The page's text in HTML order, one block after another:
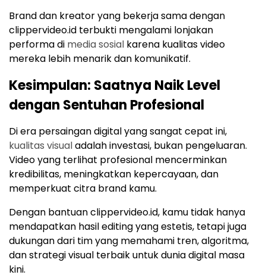
Brand dan kreator yang bekerja sama dengan
clippervideo.id terbukti mengalami lonjakan
performa di media sosial karena kualitas video
mereka lebih menarik dan komunikatif.
Kesimpulan: Saatnya Naik Level
dengan Sentuhan Profesional
Di era persaingan digital yang sangat cepat ini,
kualitas visualadalah investasi, bukan pengeluaran.
Video yang terlihat profesional mencerminkan
kredibilitas, meningkatkan kepercayaan, dan
memperkuat citra brand kamu.
Dengan bantuan clippervideo.id, kamu tidak hanya
mendapatkan hasil editing yang estetis, tetapi juga
dukungan dari tim yang memahami tren, algoritma,
dan strategi visual terbaik untuk dunia digital masa
kini.